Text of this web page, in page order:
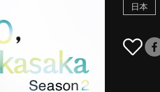
日本